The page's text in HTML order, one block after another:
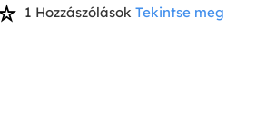
1 Hozzászólások Tekintse meg